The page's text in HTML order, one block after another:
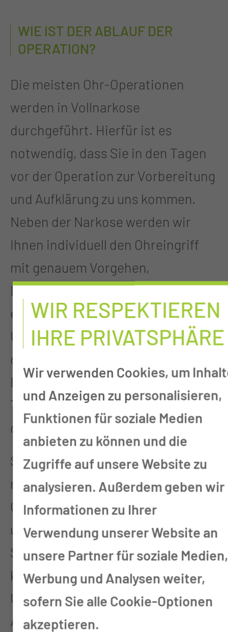
WIE IST DER ABLAUF DER
OPERATION?
Die meisten Ohr-Operationen
werden in Vollnarkose
durchgeführt. Hierfür ist es
notwendig, dass Sie in den Tagen
vor der Operation zur Vorbereitung
und Aufklärung zu uns kommen.
Neben der Narkose werden wir
Ihnen individuell den Ohreingriff
mit genauem Vorgehen,
Erfolgsaussichten und Risiken
erklären. Noch benötigte
Untersuchungen können an
diesem Tag gemacht werden (z. B.
Hörteste). Es werden an diesem
Tag für Sie keine Fragen mehr
offenbleiben.
Sie kommen am OP-Tag morgens
nüchtern in die Klinik. Eine Ohr-
Operation dauert je nach Umfang
und Vorgehen zwischen 1 und 3
Stunden. Nach der Operation
kommen Sie nach einer kurzen
Überwachungsphase im
Aufwachraum des OPs wieder in Ihr
WIR RESPEKTIEREN
IHRE PRIVATSPHÄRE
Wir verwenden Cookies, um
und Anzeigen zu personalisieren,
Funktionen für soziale Medien
anbieten zu können und die
Zugriffe auf unsere Website zu
analysieren. Außerdem geben wir
Informationen zu Ihrer
Verwendung unserer Website an
unsere Partner für soziale Medien,
Werbung und Analysen weiter,
sofern Sie alle Cookie-Optionen
akzeptieren.